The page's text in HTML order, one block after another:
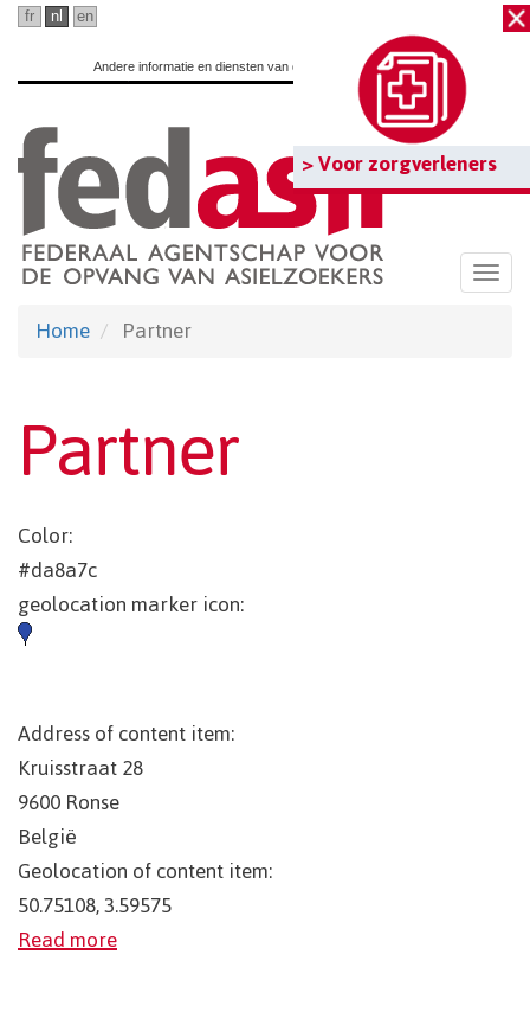
Ga
hoofdinhoud
> Voor zorgverleners
fr nl en
Andere informatie en diensten van de overheid:www.belgium.be
Home Partner
Partner
Color:
#da8a7c
geolocation marker icon:
Address of content item:
Kruisstraat 28
9600Ronse
België
Geolocation of content item:
50.75108, 3.59575
Read more